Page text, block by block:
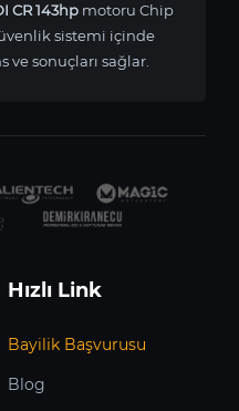
CR 143hp motoru Chip
sistemi içinde
sonuçları sağlar.
Hızlı Link
Bayilik Başvurusu
Blog